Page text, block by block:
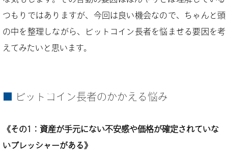
つもりではありますが、今回は良い機会なので、ちゃんと頭
の中を整理しながら、ビットコイン長者を悩ませる要因を考
えてみたいと思います。
ビットコイン長者のかかえる悩み
《その1：資産が手元にない不安感や価格が確定されていな
いプレッシャーがある》